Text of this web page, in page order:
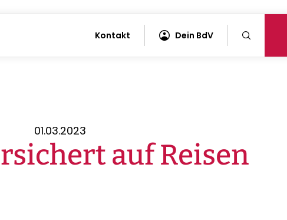
Kontakt Dein BdV
01.03.2023
auf Reisen